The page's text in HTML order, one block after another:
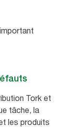
Tork et
tâche, la
les produits